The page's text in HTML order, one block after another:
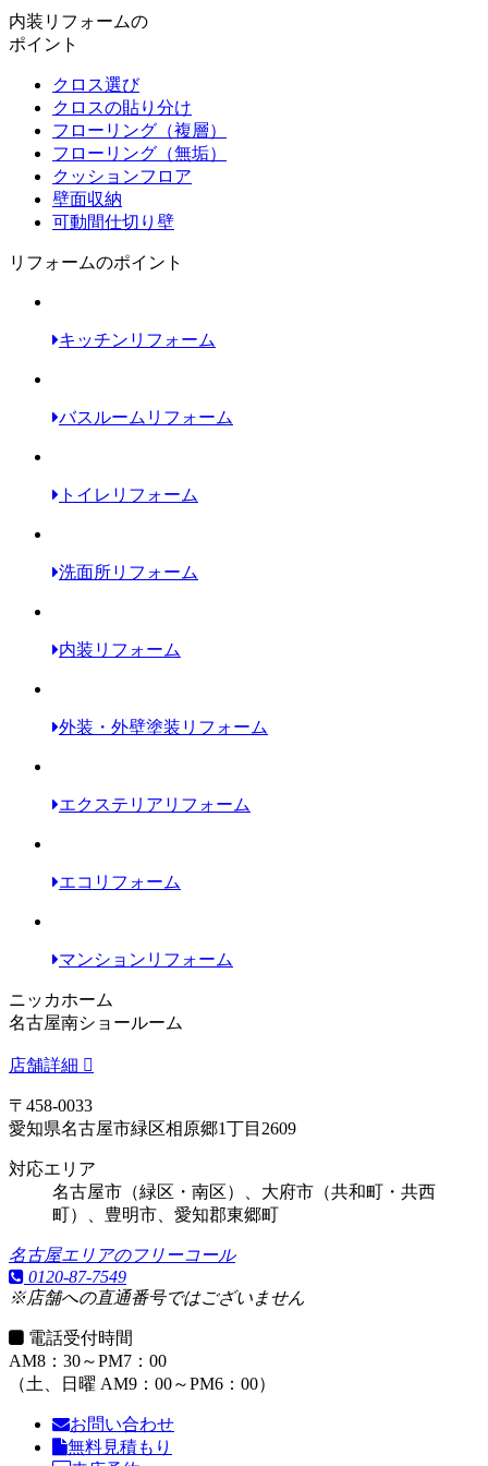
内装リフォームの
ポイント
クロス選び
クロスの貼り分け
フローリング（複層）
フローリング（無垢）
クッションフロア
壁面収納
可動間仕切り壁
リフォームのポイント
キッチンリフォーム
バスルームリフォーム
トイレリフォーム
洗面所リフォーム
内装リフォーム
外装・外壁塗装リフォーム
エクステリアリフォーム
エコリフォーム
マンションリフォーム
ニッカホーム
名古屋南ショールーム
店舗詳細
〒458-0033
愛知県名古屋市緑区相原郷1丁目2609
対応エリア
名古屋市（緑区・南区）、大府市（共和町・共西
町）、豊明市、愛知郡東郷町
名古屋エリアのフリーコール
0120-87-7549
※店舗への直通番号ではございません
電話受付時間
AM8：30～PM7：00
（土、日曜 AM9：00～PM6：00）
お問い合わせ
無料見積もり